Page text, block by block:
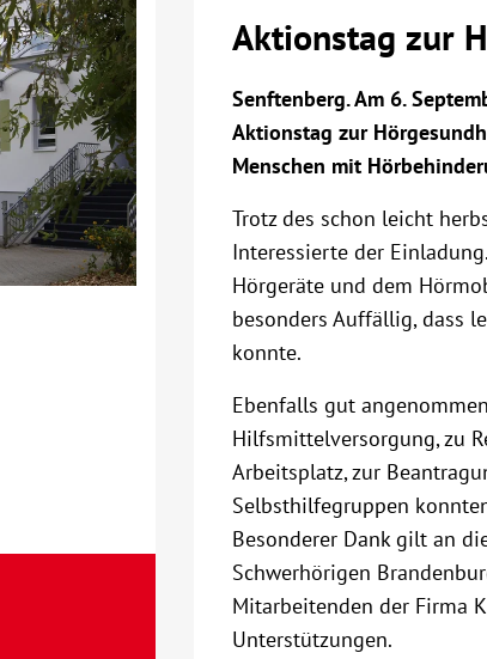
Aktionstag zur
Senftenberg. Am 6.
Aktionstag zur
Menschen mit
Trotz des schon leicht
Interessierte der
Hörgeräte und dem
besonders Auffällig, dass
konnte.
Ebenfalls gut
Hilfsmittelversorgung, zu
Arbeitsplatz, zur
Selbsthilfegruppen
Besonderer Dank gilt an
Schwerhörigen
Mitarbeitenden der Firma
Unterstützungen.